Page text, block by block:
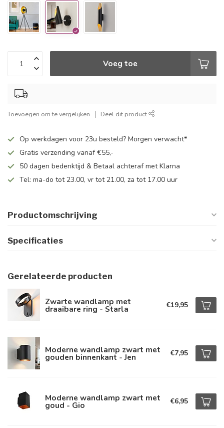
Voeg toe
Toevoegen om te vergelijken Deel dit product
Op werkdagen voor 23u besteld? Morgen verwacht*
Gratis verzending vanaf €55,-
50 dagen bedenktijd & Betaal achteraf met Klarna
Tel: ma-do tot 23.00, vr tot 21.00, za tot 17.00 uur
Productomschrijving
Specificaties
Gerelateerde producten
Zwarte wandlamp met
draaibare ring - Starla €19,95
Moderne wandlamp zwart met
gouden binnenkant - Jen €7,95
Moderne wandlamp zwart met
goud - Gio €6,95